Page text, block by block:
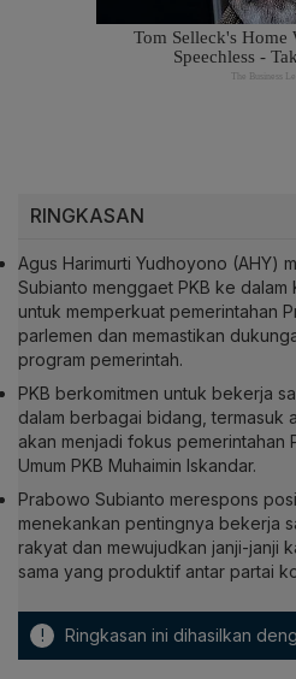
RINGKASAN
Agus Harimurti Yudhoyono (AHY)
Subianto menggaet PKB ke dalam
untuk memperkuat pemerintahan
parlemen dan memastikan
program pemerintah.
PKB berkomitmen untuk bekerja
dalam berbagai bidang, termasuk
akan menjadi fokus pemerintahan
Umum PKB Muhaimin Iskandar.
Prabowo Subianto merespons
menekankan pentingnya bekerja
rakyat dan mewujudkan janji-janji
sama yang produktif antar partai
! Ringkasan ini dihasilkan